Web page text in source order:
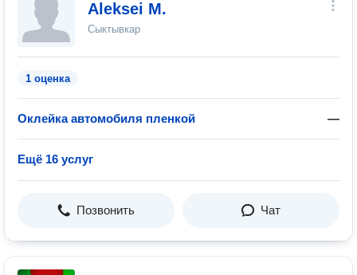
Aleksei M.
Сыктывкар
1 оценка
Оклейка автомобиля пленкой —
Ещё 16 услуг
Позвонить Чат